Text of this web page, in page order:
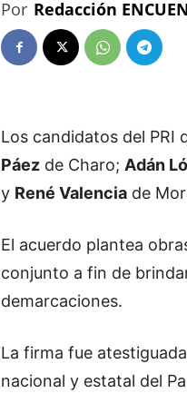
Por Redacción
Los candidatos del PRI
Páez de Charo; Adán
y René Valencia de
El acuerdo plantea
conjunto a fin de
demarcaciones.
La firma fue
nacional y estatal del